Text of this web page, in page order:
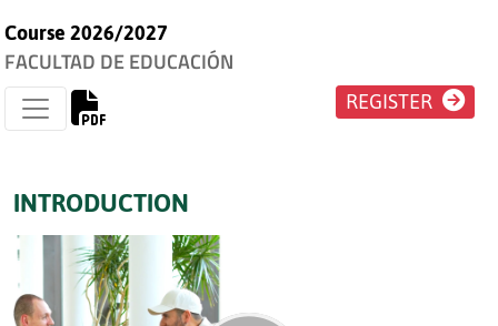
Course 2026/2027
FACULTAD DE EDUCACIÓN
REGISTER
INTRODUCTION